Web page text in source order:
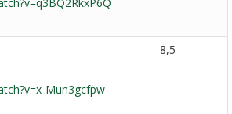
Mun3gcfpw
8,5